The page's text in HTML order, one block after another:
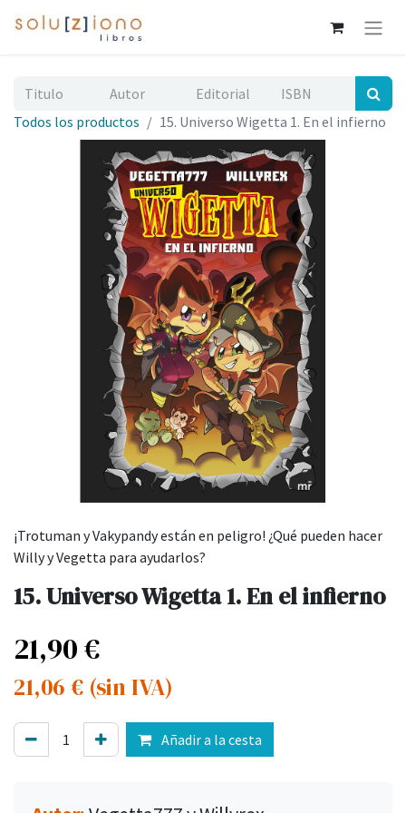
Todos los productos 15. Universo Wigetta 1. En el infierno
¡Trotuman y Vakypandy están en peligro! ¿Qué pueden hacer
Willy y Vegetta para ayudarlos?
15. Universo Wigetta 1. En el infierno
21,90€
21,06 € (sin IVA)
Añadir a la cesta